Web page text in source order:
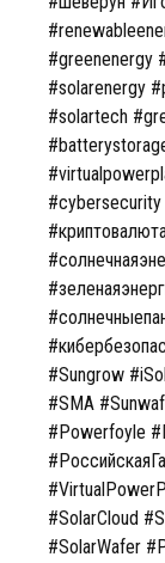
#greenenergy
#solarenergy
#solartech
#Sungrow
#SMA
#Powerfoyle
#SolarCloud
#SolarWafer